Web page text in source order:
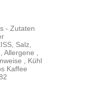
- Zutaten
Salz,
,
, Kühl
Kaffee